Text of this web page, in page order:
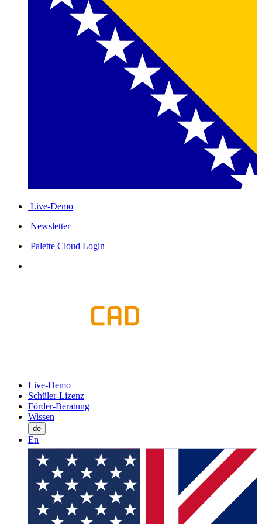
Live-Demo
Newsletter
Palette Cloud Login
Live-Demo
Schüler-Lizenz
Förder-Beratung
Wissen
de
En